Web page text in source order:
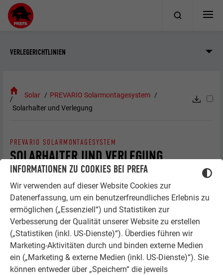
INFORMATIONEN ZU COOKIES BEI PREFA
Wir verwenden auf dieser Website Cookies zur
Datenerfassung, um ein benutzerfreundliches Erlebnis zu
ermöglichen („Essenziell“) und Statistiken zur
Verbesserung der Qualität unserer Website zu erstellen
(„Statistiken (inkl. US-Dienste)“). Überdies führen wir
Marketing-Aktivitäten durch und binden externe Medien
ein („Marketing & externe Medien (inkl. US-Dienste)“). Sie
können entweder über „Speichern“ die jeweils
VERLEGERICHTLINIEN
Solar
PREVARIO Solarmontagesystem
Solarhalter und Verlegung
SOLARHALTER UND VERLEGUNG
PREVARIO SOLARMONTAGESYSTEM
PREVARIO 3.S
PREVARIO Sunny